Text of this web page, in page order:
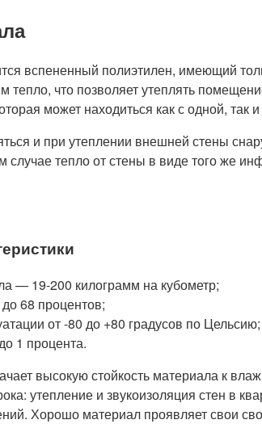
вспененный полиэтилен, имеющий
тепло, что позволяет утеплять
может находиться как с одной, так
и при утеплении внешней стены
случае тепло от стены в виде того же
— 19-200 килограмм на кубометр;
68 процентов;
от -80 до +80 градусов по Цельсию;
1 процента.
высокую стойкость материала к
утепление и звукоизоляция стен в
Хорошо материал проявляет свои